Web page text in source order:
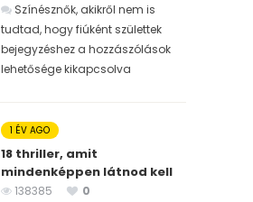
Színésznők, akikről nem is
tudtad, hogy fiúként születtek
bejegyzéshez a hozzászólások
lehetősége kikapcsolva
1 ÉV AGO
18 thriller, amit
mindenképpen látnod kell
138385
0